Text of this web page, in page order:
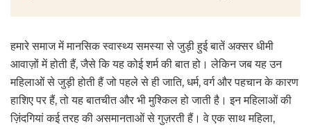
हमारे समाज में मानसिक स्वास्थ्य समस्या से जुड़ी हुई बातें अक्सर धीमी
आवाज़ों में होती हैं, जैसे कि यह कोई शर्म की बात हो। लेकिन जब यह उन
महिलाओं से जुड़ी होती हैं जो पहले से ही जाति, धर्म, वर्ग और पहचान के कारण
हाशिए पर हैं, तो यह बातचीत और भी मुश्किल हो जाती है। इन महिलाओं की
ज़िंदगियां कई तरह की असमानताओं से गुज़रती हैं। वे एक साथ महिला,